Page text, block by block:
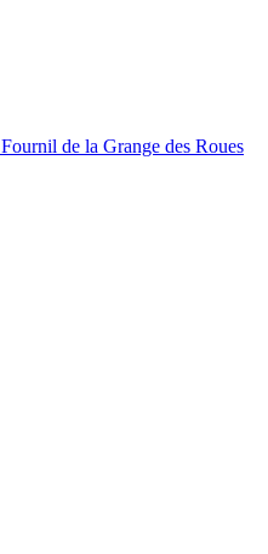
Fournil de la Grange des Roues